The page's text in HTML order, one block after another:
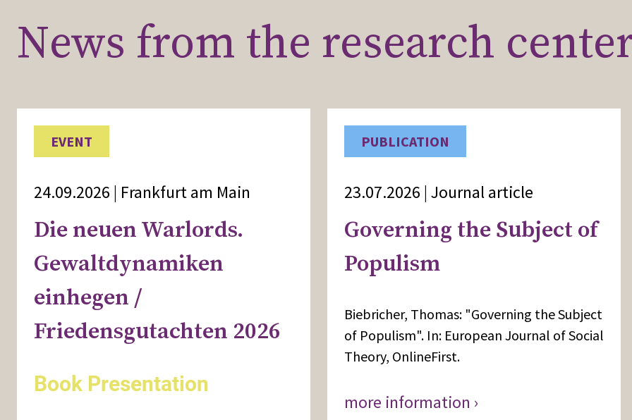
News from the research
EVENT
24.09.2026 | Frankfurt am Main
Die neuen Warlords.
Gewaltdynamiken
einhegen /
Friedensgutachten 2026
Book Presentation
PUBLICATION
23.07.2026 | Journal article
Governing the Subject of
Populism
Biebricher, Thomas: "Governing the Subject
of Populism". In: European Journal of Social
Theory, OnlineFirst.
more information ›